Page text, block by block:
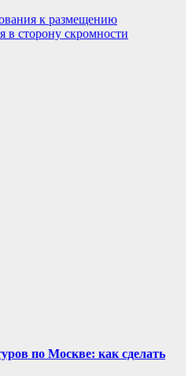
к размещению
в сторону скромности
по Москве: как сделать